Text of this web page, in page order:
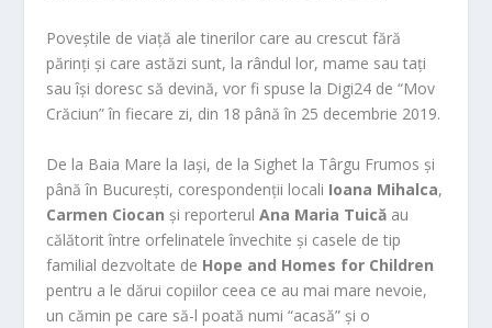
Poveștile de viață ale tinerilor care au crescut fără
părinți și care astăzi sunt, la rândul lor, mame sau tați
sau își doresc să devină, vor fi spuse la Digi24 de “Mov
Crăciun” în fiecare zi, din 18 până în 25 decembrie 2019.
De la Baia Mare la Iași, de la Sighet la Târgu Frumos și
până în București, corespondenții locali Ioana Mihalca,
Carmen Ciocan și reporterulAna Maria Tuică au
călătorit între orfelinatele învechite și casele de tip
familial dezvoltate de Hope and Homes for Children
pentru a le dărui copiilor ceea ce au mai mare nevoie,
un cămin pe care să-l poată numi “acasă” și o